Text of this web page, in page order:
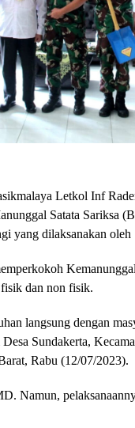
Letkol Inf
Satata Sariksa
yang dilaksanakan
dan non fisik.
langsung dengan
Sundakerta,
Rabu (12/07/2023).
Namun,